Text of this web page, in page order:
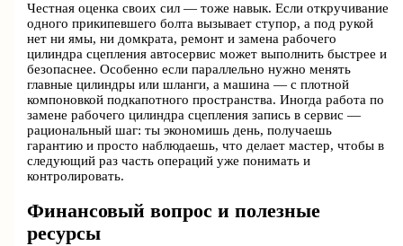
Честная оценка своих сил — тоже навык. Если откручивание
одного прикипевшего болта вызывает ступор, а под рукой
нет ни ямы, ни домкрата, ремонт и замена рабочего
цилиндра сцепления автосервис может выполнить быстрее и
безопаснее. Особенно если параллельно нужно менять
главные цилиндры или шланги, а машина — с плотной
компоновкой подкапотного пространства. Иногда работа по
замене рабочего цилиндра сцепления запись в сервис —
рациональный шаг: ты экономишь день, получаешь
гарантию и просто наблюдаешь, что делает мастер, чтобы в
следующий раз часть операций уже понимать и
контролировать.
Финансовый вопрос и полезные
ресурсы